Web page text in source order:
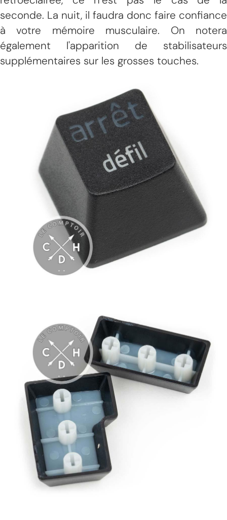
seconde. La nuit, il faudra donc faire confiance
à votre mémoire musculaire. On notera
également l'apparition de stabilisateurs
supplémentaires sur les grosses touches.